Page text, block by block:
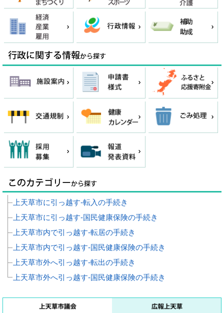
上天草市に引っ越す‐転入の手続き
上天草市に引っ越す‐国民健康保険の手続き
上天草市内で引っ越す‐転居の手続き
上天草市内で引っ越す‐国民健康保険の手続き
上天草市外へ引っ越す‐転出の手続き
上天草市外へ引っ越す‐国民健康保険の手続き